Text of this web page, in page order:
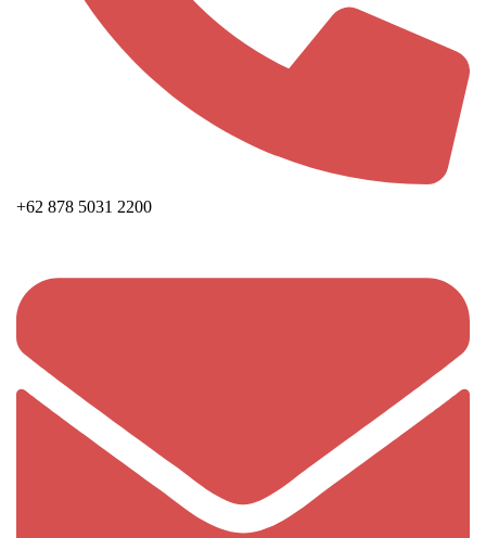
+62 878 5031 2200